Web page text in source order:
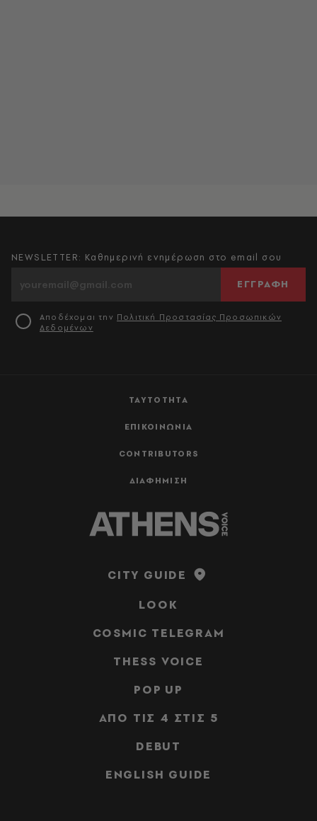
ΤΑΥΤΟΤΗΤΑ
ΕΠΙΚΟΙΝΩΝΙΑ
CONTRIBUTORS
ΔΙΑΦΗΜΙΣΗ
NEWSLETTER: Καθημερινή ενημέρωση στο email σου
ΕΓΓΡΑΦΗ
Αποδέχομαι την Πολιτική Προστασίας Προσωπικών
Δεδομένων
CITY GUIDE
LOOK
COSMIC TELEGRAM
THESS VOICE
POP UP
ΑΠΟ ΤΙΣ 4 ΣΤΙΣ 5
DEBUT
ENGLISH GUIDE